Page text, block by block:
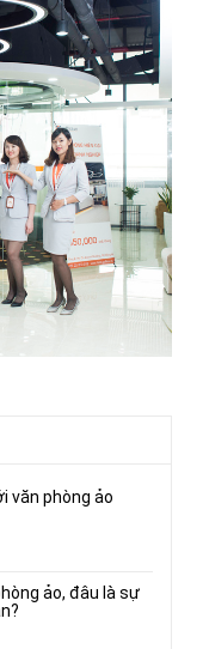
văn phòng ảo
ảo, đâu là sự